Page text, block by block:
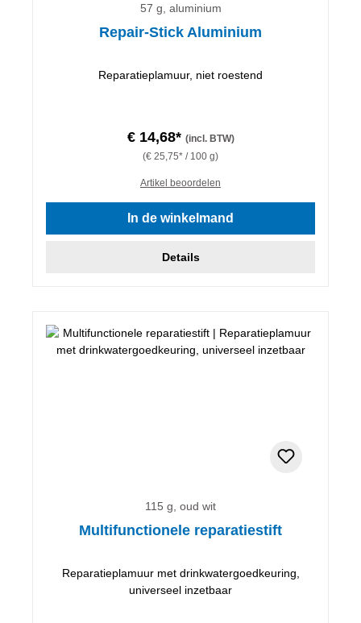
57 g, aluminium
Repair-Stick Aluminium
Reparatieplamuur, niet roestend
€ 14,68* (incl. BTW)
(€ 25,75* / 100 g)
Artikel beoordelen
In de winkelmand
Details
115 g, oud wit
Multifunctionele reparatiestift
Reparatieplamuur met drinkwatergoedkeuring,
universeel inzetbaar